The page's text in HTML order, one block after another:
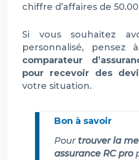
chiffre d’affaires de
Si vous souhaitez
personnalisé, pensez
comparateur
pour recevoir des
votre situation.
Bon à savoir
Pour trouver la
assurance RC pro